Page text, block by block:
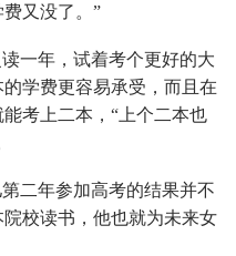
又没了。”
一年，试着考个更好的大
学费更容易承受，而且在
考上二本，“上个二本也
二年参加高考的结果并不
校读书，他也就为未来女